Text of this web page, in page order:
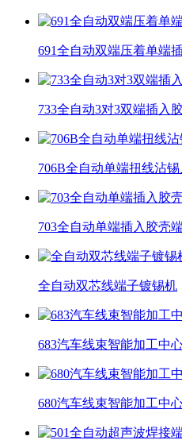
691全自动双端压着单端
733全自动3对3双端插入
706B全自动单端扭线沾
703全自动单端插入胶壳
全自动双芯线端子镀锡机
683汽车线束智能加工中
680汽车线束智能加工中